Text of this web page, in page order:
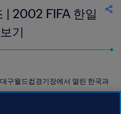
| 2002 FIFA 한일
기
구월드컵경기장에서 열린 한국과